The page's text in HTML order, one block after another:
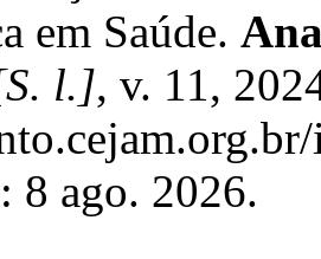
em Saúde.
l.], v. 11,
8 ago. 2026.